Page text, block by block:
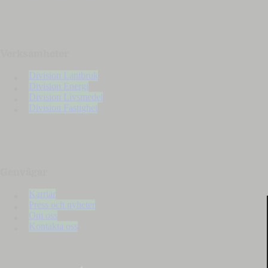
Division Lantbruk
Division Energi
Division Livsmedel
Division Fastighet
Karriär
Press och nyheter
Om oss
Kontakta oss